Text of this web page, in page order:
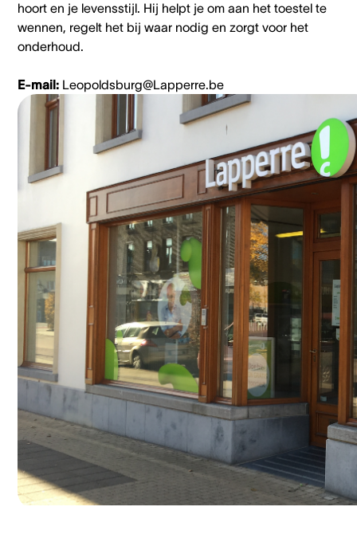
hoort en je levensstijl. Hij helpt je om aan het toestel te
wennen, regelt het bij waar nodig en zorgt voor het
onderhoud.
E-mail: Leopoldsburg@Lapperre.be